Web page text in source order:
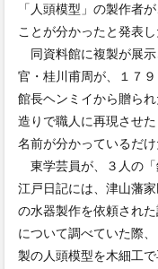
「人頭模型」の製作者
ことが分かったと発表し
同資料館に複製が展
官・桂川甫周が、１７
館長ヘンミイから贈ら
造りで職人に再現させ
名前が分かっているだけ
東学芸員が、３人の
江戸日記には、津山藩
の水器製作を依頼され
について調べていた際
製の人頭模型を木細工